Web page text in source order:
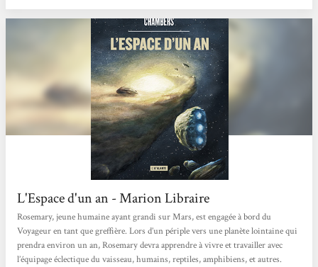
L'Espace d'un an - Marion Libraire
Rosemary, jeune humaine ayant grandi sur Mars, est engagée à bord du
Voyageur en tant que greffière. Lors d’un périple vers une planète lointaine qui
prendra environ un an, Rosemary devra apprendre à vivre et travailler avec
l’équipage éclectique du vaisseau, humains, reptiles, amphibiens, et autres.